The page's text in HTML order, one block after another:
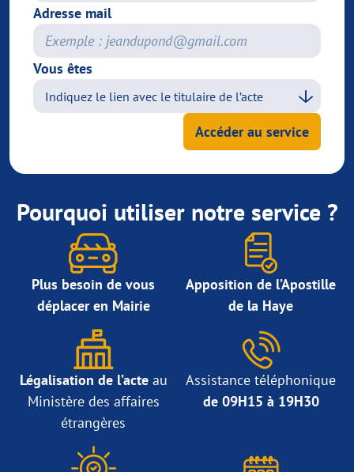
Adresse mail
Vous êtes
Accéder au service
Pourquoi utiliser notre service ?
Plus besoin de vous
déplacer en Mairie
Apposition de l’Apostille
de la Haye
Légalisation de l’acteau
Ministère des affaires
étrangères
Assistance téléphonique
de 09H15 à 19H30